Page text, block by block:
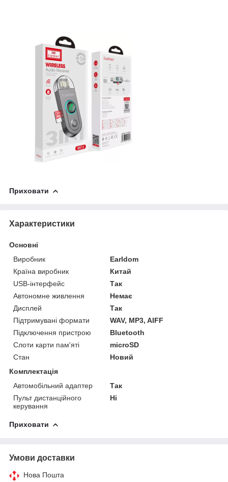
Приховати
Характеристики
Основні
Виробник
Earldom
Країна виробник
Китай
USB-інтерфейс
Так
Автономне живлення
Немає
Дисплей
Так
Підтримувані формати
WAV, MP3, AIFF
Підключення пристрою
Bluetooth
Слоти карти пам'яті
microSD
Стан
Новий
Комплектація
Автомобільний адаптер
Так
Пульт дистанційного
керування
Ні
Приховати
Умови доставки
Нова Пошта